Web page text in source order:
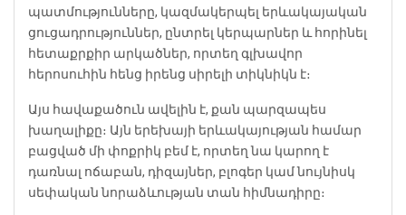
պատմությունները, կազմակերպել երևակայական
ցուցադրություններ, ընտրել կերպարներ և հորինել
հետաքրքիր արկածներ, որտեղ գլխավոր
հերոսուհին հենց իրենց սիրելի տիկնիկն է։
Այս հավաքածուն ավելին է, քան պարզապես
խաղալիքը։ Այն երեխայի երևակայության համար
բացված մի փոքրիկ բեմ է, որտեղ նա կարող է
դառնալ ոճաբան, դիզայներ, բլոգեր կամ նույնիսկ
սեփական նորաձևության տան հիմնադիրը։